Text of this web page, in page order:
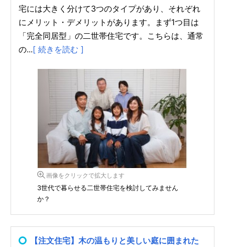
宅には大きく分けて3つのタイプがあり、それぞれ
にメリット・デメリットがあります。まず1つ目は
「完全同居型」の二世帯住宅です。こちらは、通常
の...[ 続きを読む ]
画像をクリックで拡大します
3世代で暮らせる二世帯住宅を検討してみません
か？
【注文住宅】木の温もりと美しい庭に囲まれた